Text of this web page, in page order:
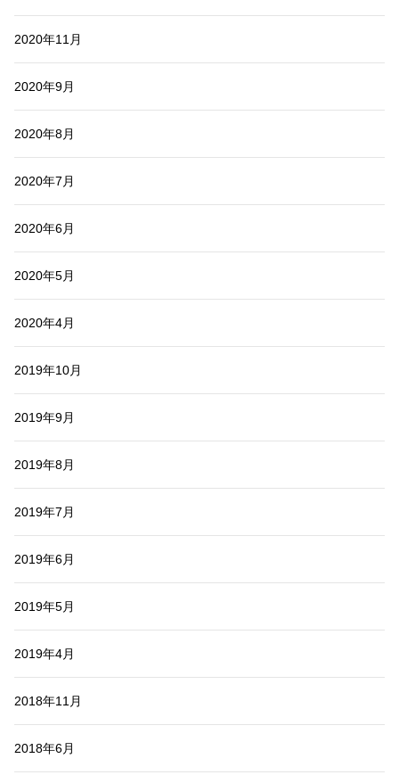
2020年11月
2020年9月
2020年8月
2020年7月
2020年6月
2020年5月
2020年4月
2019年10月
2019年9月
2019年8月
2019年7月
2019年6月
2019年5月
2019年4月
2018年11月
2018年6月